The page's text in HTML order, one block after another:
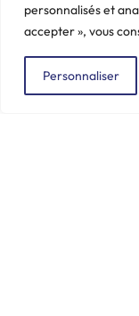
personnalisés et
accepter », vous
Personnaliser